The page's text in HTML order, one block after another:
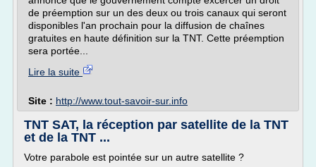
de préemption sur un des deux ou trois canaux qui seront
disponibles l'an prochain pour la diffusion de chaînes
gratuites en haute définition sur la TNT. Cette préemption
sera portée...
Lire la suite
Site : http://www.tout-savoir-sur.info
TNT SAT, la réception par satellite de la TNT
et de la TNT ...
Votre parabole est pointée sur un autre satellite ?